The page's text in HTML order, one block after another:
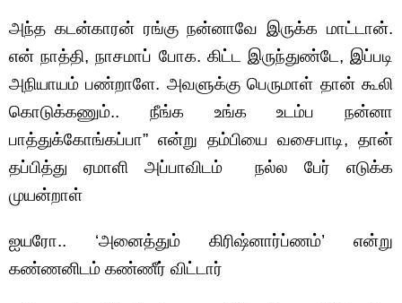
அந்த கடன்காரன் ரங்கு நன்னாவே இருக்க மாட்டான்.
என் நாத்தி, நாசமாப் போக. கிட்ட இருந்துண்டே, இப்படி
அநியாயம் பண்றாளே. அவளுக்கு பெருமாள் தான் கூலி
கொடுக்கணும்.. நீங்க உங்க உடம்ப நன்னா
பாத்துக்கோங்கப்பா” என்று தம்பியை வசைபாடி, தான்
தப்பித்து ஏமாளி அப்பாவிடம் நல்ல பேர் எடுக்க
முயன்றாள்
ஐயரோ.. ‘அனைத்தும் கிரிஷ்னார்ப்ணம்’ என்று
கண்ணனிடம் கண்ணீர் விட்டார்